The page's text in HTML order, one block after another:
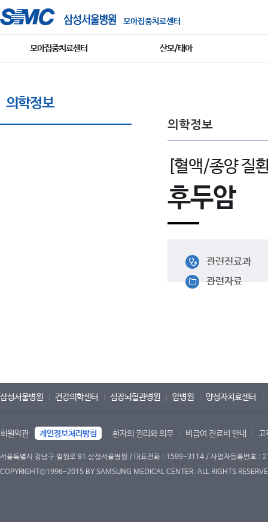
모아집중치료센터
모아집중치료센터 산모/태아
의학정보
의학정보
[혈액/종양 질
후두암
관련진료과
관련자료
삼성서울병원 건강의학센터 심장뇌혈관병원 암병원 양성자치료센터
회원약관 개인정보처리방침 환자의 권리와 의무 비급여 진료비 안내 고
서울특별시 강남구 일원로 81 삼성서울병원 / 대표전화 : 1599-3114 / 사업자등록번호
COPYRIGHT©1996-2015 BY SAMSUNG MEDICAL CENTER. ALL RIGHTS